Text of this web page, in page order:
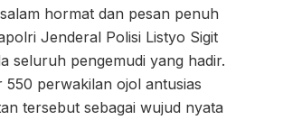
hormat dan pesan penuh
Jenderal Polisi Listyo Sigit
seluruh pengemudi yang hadir.
550 perwakilan ojol antusias
tersebut sebagai wujud nyata